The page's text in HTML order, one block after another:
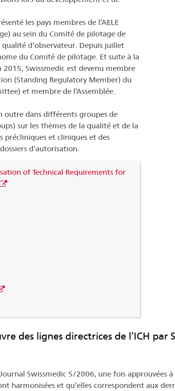
les pays membres de l’AELE
au sein du Comité de pilotage de
qualité d’observateur. Depuis juillet
du Comité de pilotage. Et suite à la
Swissmedic est devenu membre
(Standing Regulatory Member) du
et membre de l’Assemblée.
outre dans différents groupes de
sur les thèmes de la qualité et de la
précliniques et cliniques et des
d’autorisation.
of Technical Requirements for
des lignes directrices de l’ICH par
Swissmedic 5/2006, une fois approuvées à
harmonisées et qu’elles correspondent aux